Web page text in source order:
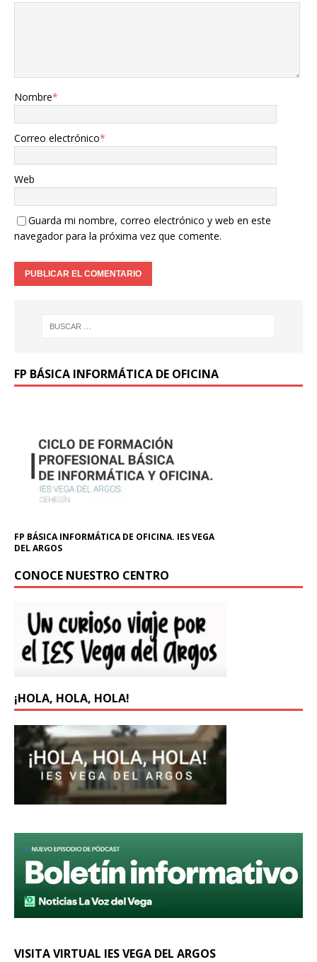
Nombre*
Correo electrónico*
Web
Guarda mi nombre, correo electrónico y web en este
navegador para la próxima vez que comente.
FP BÁSICA INFORMÁTICA DE OFICINA
FP BÁSICA INFORMÁTICA DE OFICINA. IES VEGA
DEL ARGOS
CONOCE NUESTRO CENTRO
¡HOLA, HOLA, HOLA!
VISITA VIRTUAL IES VEGA DEL ARGOS